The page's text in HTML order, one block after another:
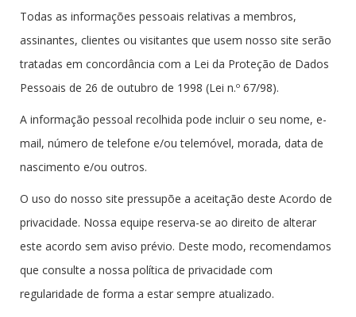
Todas as informações pessoais relativas a membros,
assinantes, clientes ou visitantes que usem nosso site serão
tratadas em concordância com a Lei da Proteção de Dados
Pessoais de 26 de outubro de 1998 (Lei n.º 67/98).
A informação pessoal recolhida pode incluir o seu nome, e-
mail, número de telefone e/ou telemóvel, morada, data de
nascimento e/ou outros.
O uso do nosso site pressupõe a aceitação deste Acordo de
privacidade. Nossa equipe reserva-se ao direito de alterar
este acordo sem aviso prévio. Deste modo, recomendamos
que consulte a nossa política de privacidade com
regularidade de forma a estar sempre atualizado.